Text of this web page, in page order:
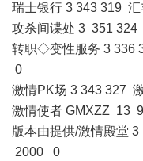
瑞士银行 3 343 319
攻杀间谍处 3 351
转职◇变性服务 3
0
激情PK场 3 343 327
激情使者 GMXZZ
版本由提供/激情殿堂
2000 0